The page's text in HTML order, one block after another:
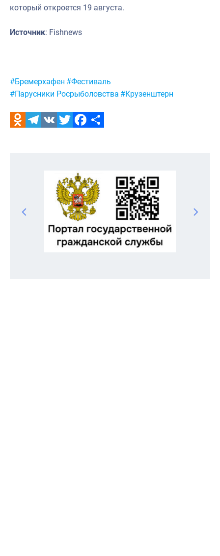
который откроется 19 августа.
Источник: Fishnews
Метки:
#Бремерхафен #Фестиваль
#Парусники Росрыболовства #Крузенштерн